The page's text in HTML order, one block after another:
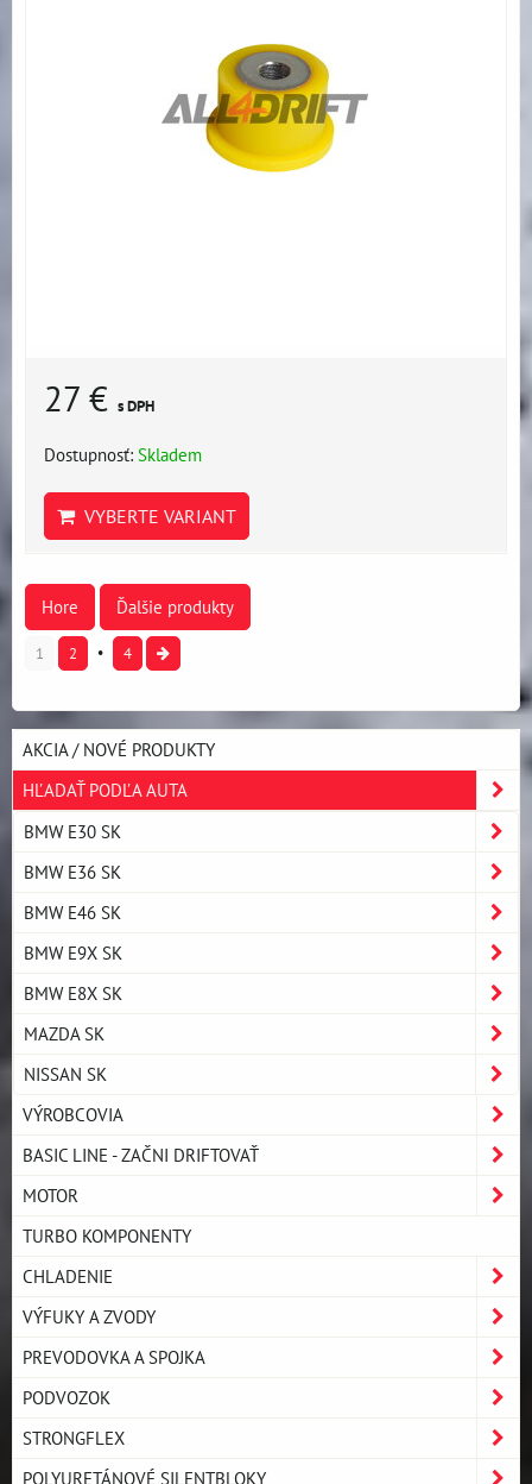
27 € s DPH
Dostupnosť: Skladem
VYBERTE VARIANT
Hore Ďalšie produkty
1 2 4
AKCIA / NOVÉ PRODUKTY
HĽADAŤ PODĽA AUTA
BMW E30 SK
BMW E36 SK
BMW E46 SK
BMW E9X SK
BMW E8X SK
MAZDA SK
NISSAN SK
VÝROBCOVIA
BASIC LINE - ZAČNI DRIFTOVAŤ
MOTOR
TURBO KOMPONENTY
CHLADENIE
VÝFUKY A ZVODY
PREVODOVKA A SPOJKA
PODVOZOK
STRONGFLEX
POLYURETÁNOVÉ SILENTBLOKY